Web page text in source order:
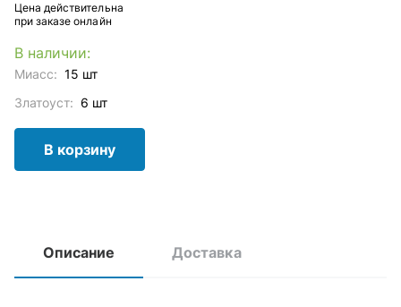
Цена действительна
при заказе онлайн
В наличии:
Миасс: 15 шт
Златоуст: 6 шт
В корзину
Описание Доставка